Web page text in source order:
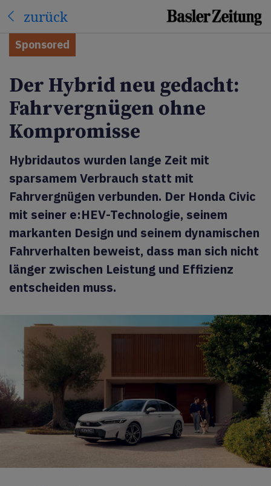
zurück
Sponsored
Der Hybrid neu gedacht:
Fahrvergnügen ohne
Kompromisse
Hybridautos wurden lange Zeit mit
sparsamem Verbrauch statt mit
Fahrvergnügen verbunden. Der Honda Civic
mit seiner e:HEV-Technologie, seinem
markanten Design und seinem dynamischen
Fahrverhalten beweist, dass man sich nicht
länger zwischen Leistung und Effizienz
entscheiden muss.